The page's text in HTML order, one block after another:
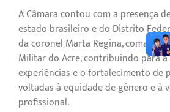
A Câmara contou com a presença
estado brasileiro e do Distrito
da coronel Marta Regina,
Militar do Acre, contribuindo para
experiências e o fortalecimento de
voltadas à equidade de gênero e à
profissional.